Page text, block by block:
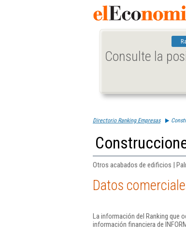
Consulte la
Directorio Ranking Empresas
Otros acabados de edificios |
Datos
La información del Ranking que
información financiera de